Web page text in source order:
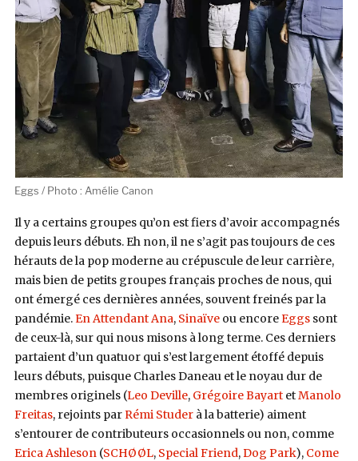
Eggs / Photo : Amélie Canon
Il y a certains groupes qu’on est fiers d’avoir accompagnés
depuis leurs débuts. Eh non, il ne s’agit pas toujours de ces
hérauts de la pop moderne au crépuscule de leur carrière,
mais bien de petits groupes français proches de nous, qui
ont émergé ces dernières années, souvent freinés par la
pandémie.En Attendant Ana, Sinaïveou encoreEggssont
de ceux-là, sur qui nous misons à long terme. Ces derniers
partaient d’un quatuor qui s’est largement étoffé depuis
leurs débuts, puisque Charles Daneau et le noyau dur de
membres originels (Leo Deville, Grégoire BayartetManolo
Freitas, rejoints parRémi Studerà la batterie) aiment
s’entourer de contributeurs occasionnels ou non, comme
Erica Ashleson(SCHØØL, Special Friend,Dog Park), Come